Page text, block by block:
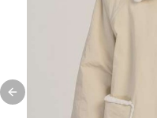
Previous slide